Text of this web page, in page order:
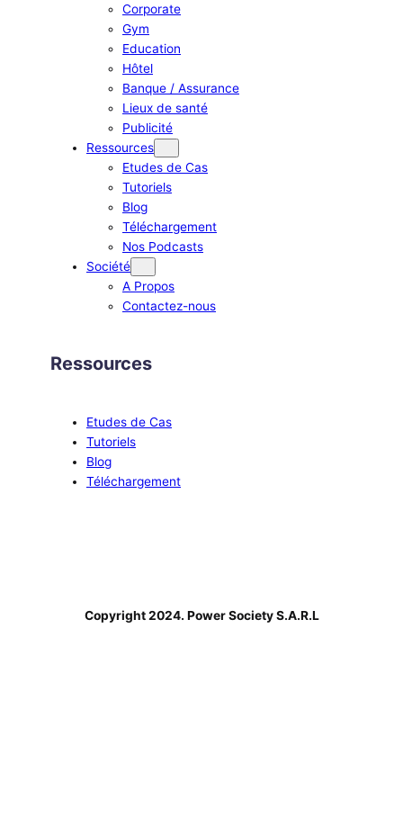
Corporate
Gym
Education
Hôtel
Banque / Assurance
Lieux de santé
Publicité
Ressources
Etudes de Cas
Tutoriels
Blog
Téléchargement
Nos Podcasts
Société
A Propos
Contactez-nous
Ressources
Etudes de Cas
Tutoriels
Blog
Téléchargement
Copyright 2024. Power Society S.A.R.L